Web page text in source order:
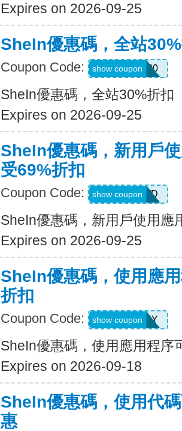
Expires on 2026-09-25
SheIn優惠碼，全站
Coupon Code: AFFILI30
show coupon
SheIn優惠碼，全站30%折扣
Expires on 2026-09-25
SheIn優惠碼，新用戶
受69%折扣
Coupon Code: HR2TQWD
show coupon
SheIn優惠碼，新用戶使用應
Expires on 2026-09-25
SheIn優惠碼，使用應
折扣
Coupon Code: 6FANY
show coupon
SheIn優惠碼，使用應用程序
Expires on 2026-09-18
SheIn優惠碼，使用代
惠